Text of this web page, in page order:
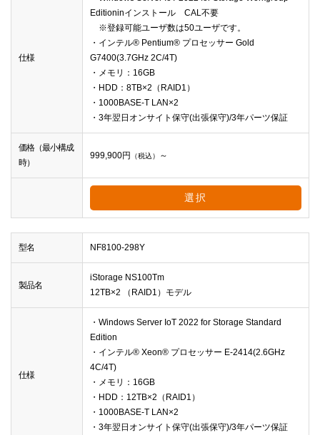
仕様
Editioninインストール CAL不要
※登録可能ユーザ数は50ユーザです。
・インテル® Pentium® プロセッサー Gold
G7400(3.7GHz 2C/4T)
・メモリ：16GB
・HDD：8TB×2（RAID1）
・1000BASE-T LAN×2
・3年翌日オンサイト保守(出張保守)/3年パーツ保証
価格（最小構成
時）
999,900円 （税込） ～
選択
型名 NF8100-298Y
製品名
iStorage NS100Tm
12TB×2 （RAID1）モデル
仕様
・Windows Server IoT 2022 for Storage Standard
Edition
・インテル® Xeon® プロセッサー E-2414(2.6GHz
4C/4T)
・メモリ：16GB
・HDD：12TB×2（RAID1）
・1000BASE-T LAN×2
・3年翌日オンサイト保守(出張保守)/3年パーツ保証